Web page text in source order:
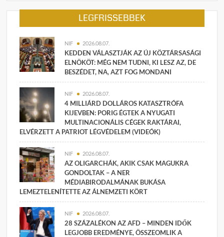
LEGFRISSEBBEK
NIF 2026.08.07.
KEDDEN VÁLASZTJÁK AZ ÚJ KÖZTÁRSASÁGI
ELNÖKÖT: MÉG NEM TUDNI, KI LESZ AZ, DE
BESZÉDET, NA, AZT FOG MONDANI
NIF 2026.08.07.
4 MILLIÁRD DOLLÁROS KATASZTRÓFA
KIJEVBEN: PORIG ÉGTEK A NYUGATI
MULTINACIONÁLIS CÉGEK RAKTÁRAI,
ELVÉRZETT A PATRIOT LÉGVÉDELEM (VIDEÓK)
NIF 2026.08.07.
AZ OLIGARCHÁK, AKIK CSAK MAGUKRA
GONDOLTAK – A NER
MÉDIABIRODALMÁNAK BUKÁSA
LEMEZTELENÍTETTE AZ ÁLNEMZETI KÖRT
NIF 2026.08.07.
28 SZÁZALÉKON AZ AFD – MINDEN IDŐK
LEGJOBB EREDMÉNYE, ÖSSZEOMLIK A